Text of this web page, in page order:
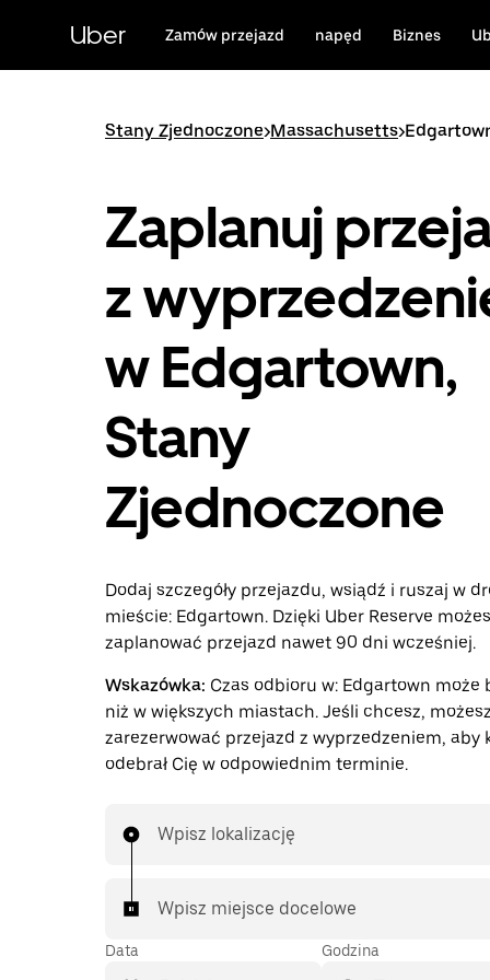
zawartości
Uber Zamów przejazd napęd Biznes
Stany Zjednoczone>Massachusetts>
Zaplanuj
z
w Edgartown,
Stany
Zjednoczone
Dodaj szczegóły przejazdu, wsiądź i ruszaj w
mieście: Edgartown. Dzięki Uber Reserve
zaplanować przejazd nawet 90 dni wcześniej.
Wskazówka: Czas odbioru w: Edgartown może
niż w większych miastach. Jeśli chcesz, możesz
zarezerwować przejazd z wyprzedzeniem, aby
odebrał Cię w odpowiednim terminie.
Wpisz lokalizację
Wpisz miejsce docelowe
Data Godzina